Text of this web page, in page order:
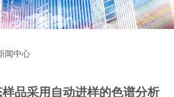
闻中心
品采用自动进样的色谱分析